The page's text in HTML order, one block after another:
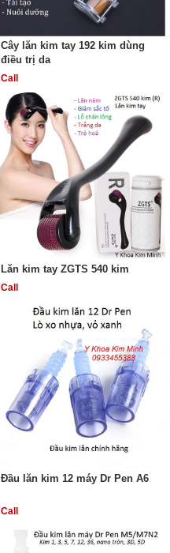
Cây lăn kim tay 192 kim dùng
điều trị da
Call
Lăn kim tay ZGTS 540 kim
Call
Đầu lăn kim 12 máy Dr Pen A6
Call